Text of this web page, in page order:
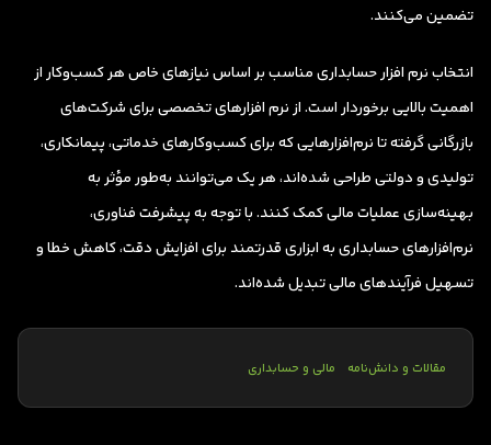
تضمین می‌کنند.
انتخاب نرم افزار حسابداری مناسب بر اساس نیازهای خاص هر کسب‌وکار از
اهمیت بالایی برخوردار است. از نرم افزارهای تخصصی برای شرکت‌های
بازرگانی گرفته تا نرم‌‌افزارهایی که برای کسب‌وکارهای خدماتی، پیمانکاری،
تولیدی و دولتی طراحی شده‌اند، هر یک می‌توانند به‌طور مؤثر به
بهینه‌سازی عملیات مالی کمک کنند. با توجه به پیشرفت فناوری،
نرم‌افزارهای حسابداری به ابزاری قدرتمند برای افزایش دقت، کاهش خطا و
تسهیل فرآیندهای مالی تبدیل شده‌اند.
مقالات و دانش‌نامه مالی و حسابداری